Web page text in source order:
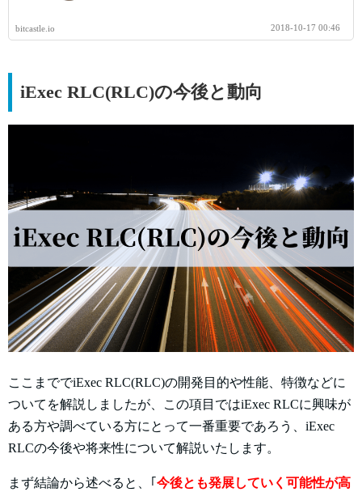
bitcastle.io 2018-10-17 00:46
iExec RLC(RLC)の今後と動向
ここまででiExec RLC(RLC)の開発目的や性能、特徴などに
ついてを解説しましたが、この項目ではiExec RLCに興味が
ある方や調べている方にとって一番重要であろう、iExec
RLCの今後や将来性について解説いたします。
まず結論から述べると、｢ 今後とも発展していく可能性が高